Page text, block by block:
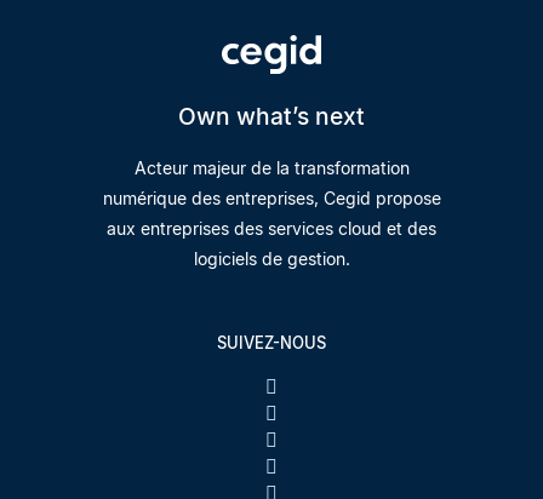
Own what’s next
Acteur majeur de la transformation
numérique des entreprises, Cegid propose
aux entreprises des services cloud et des
logiciels de gestion.
SUIVEZ-NOUS